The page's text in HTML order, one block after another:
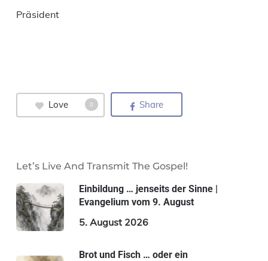
Präsident
Love 0 Share
Let’s Live And Transmit The Gospel!
Einbildung … jenseits der Sinne |
Evangelium vom 9. August
5. August 2026
Brot und Fisch … oder ein